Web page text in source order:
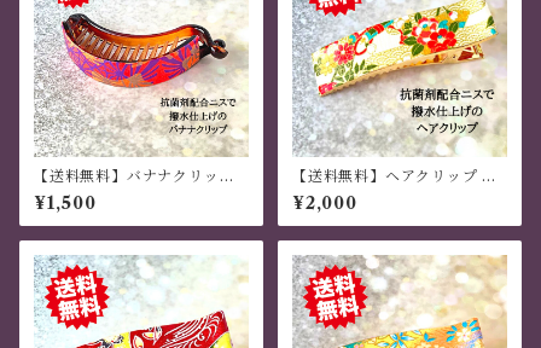
【送料無料】バナナクリップ
アーチ型 和モダン 蛍光
色 現代千代紙・和紙
¥1,500
【送料無料】ヘアクリップ 大
きめ しっかり おしゃれ 金属製
和風 千代紙 ハンドメイド クリ
ーム色
¥2,000